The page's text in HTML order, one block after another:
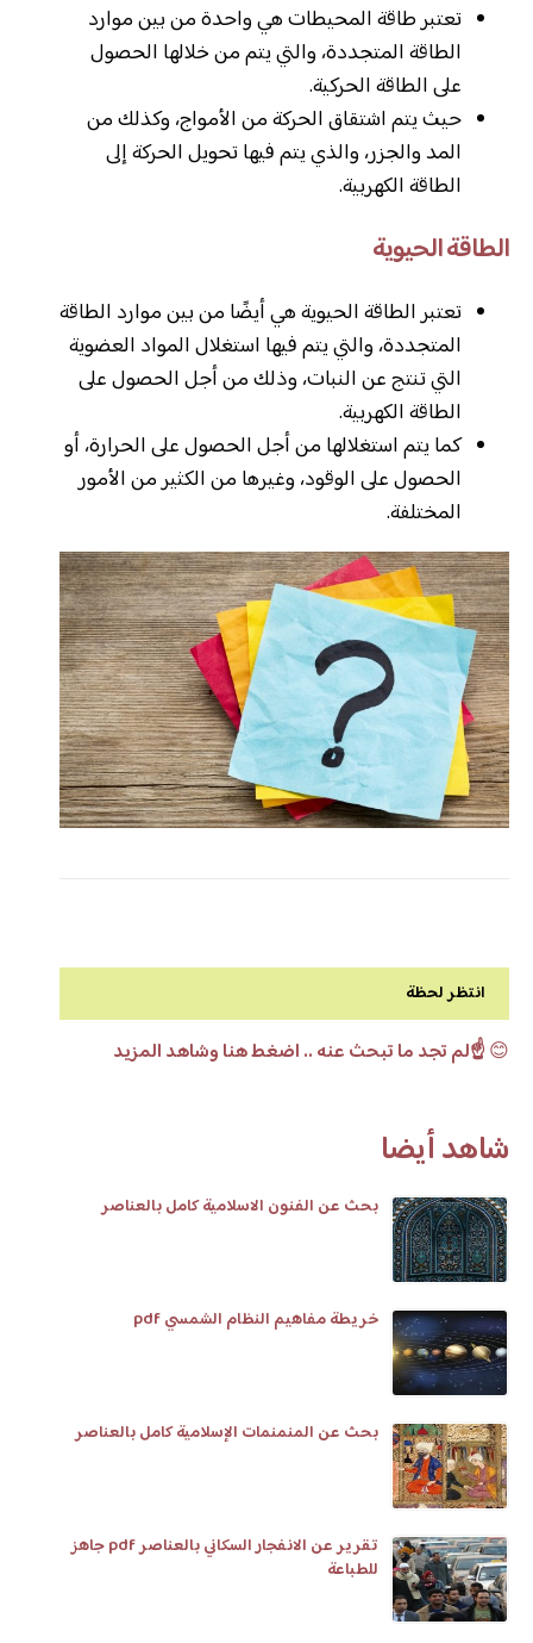
تعتبر طاقة المحيطات هي واحدة من بين موارد
الطاقة المتجددة، والتي يتم من خلالها الحصول
على الطاقة الحركية.
حيث يتم اشتقاق الحركة من الأمواج، وكذلك من
المد والجزر، والذي يتم فيها تحويل الحركة إلى
الطاقة الكهربية.
الطاقة الحيوية
تعتبر الطاقة الحيوية هي أيضًا من بين موارد الطاقة
المتجددة، والتي يتم فيها استغلال المواد العضوية
التي تنتج عن النبات، وذلك من أجل الحصول على
الطاقة الكهربية.
كما يتم استغلالها من أجل الحصول على الحرارة، أو
الحصول على الوقود، وغيرها من الكثير من الأمور
المختلفة.
انتظر لحظة
😊☝️لم تجد ما تبحث عنه .. اضغط هنا وشاهد المزيد
شاهد أيضا
بحث عن الفنون الاسلامية كامل بالعناصر
خريطة مفاهيم النظام الشمسي pdf
بحث عن المنمنمات الإسلامية كامل بالعناصر
تقرير عن الانفجار السكاني بالعناصر pdf جاهز
للطباعة